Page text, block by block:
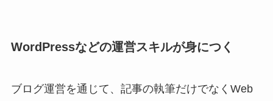
WordPressなどの運営スキルが身につく
ブログ運営を通じて、記事の執筆だけでなくWeb